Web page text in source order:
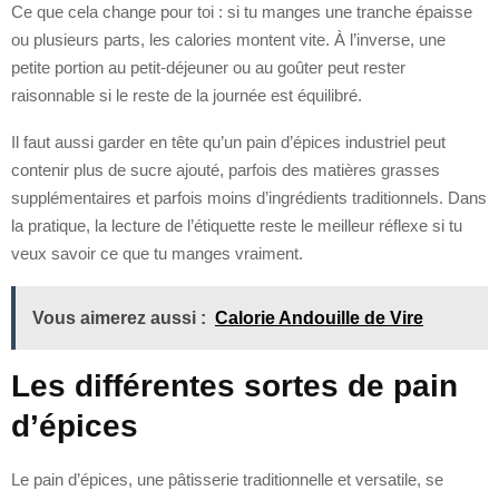
Ce que cela change pour toi : si tu manges une tranche épaisse
ou plusieurs parts, les calories montent vite. À l’inverse, une
petite portion au petit-déjeuner ou au goûter peut rester
raisonnable si le reste de la journée est équilibré.
Il faut aussi garder en tête qu’un pain d’épices industriel peut
contenir plus de sucre ajouté, parfois des matières grasses
supplémentaires et parfois moins d’ingrédients traditionnels. Dans
la pratique, la lecture de l’étiquette reste le meilleur réflexe si tu
veux savoir ce que tu manges vraiment.
Vous aimerez aussi : Calorie Andouille de Vire
Les différentes sortes de pain
d’épices
Le pain d’épices, une pâtisserie traditionnelle et versatile, se